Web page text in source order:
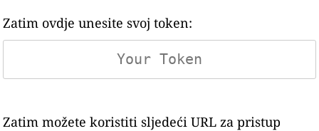
Zatim ovdje unesite svoj token:
Zatim možete koristiti sljedeći URL za pristup